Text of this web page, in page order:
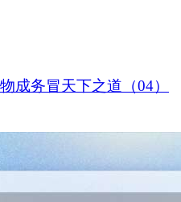
成务冒天下之道（04）